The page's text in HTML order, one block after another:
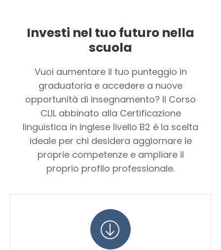
Investi nel tuo futuro nella
scuola
Vuoi aumentare il tuo punteggio in
graduatoria e accedere a nuove
opportunità di insegnamento? Il Corso
CLIL abbinato alla Certificazione
linguistica in inglese livello B2 è la scelta
ideale per chi desidera aggiornare le
proprie competenze e ampliare il
proprio profilo professionale.